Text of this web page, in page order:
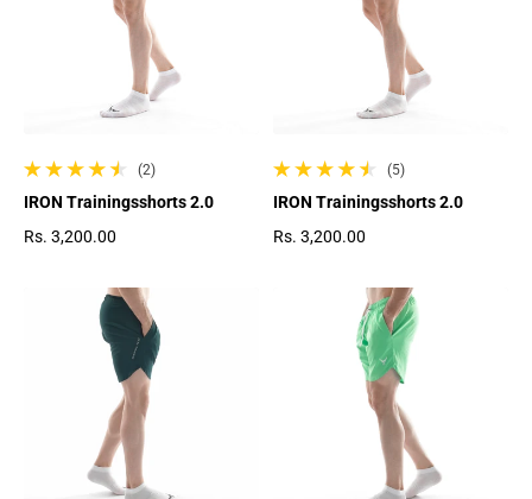
(2)
2 gesamte Bewertungen
IRON Trainingsshorts 2.0
Rs. 3,200.00
(5)
5 gesamte Bewertungen
IRON Trainingsshorts 2.0
Rs. 3,200.00